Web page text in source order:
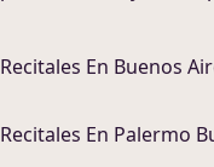
Recitales En Buenos
Recitales En Palermo